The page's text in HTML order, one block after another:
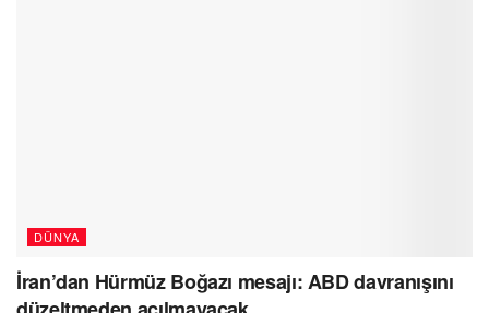
DÜNYA
İran’dan Hürmüz Boğazı mesajı: ABD davranışını